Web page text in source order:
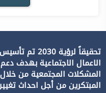
تحقيقاً لرؤية
الاعمال الاجتماعية بهدف
المشكلات المجتمعية من خلال
المبتكرين من أجل احداث